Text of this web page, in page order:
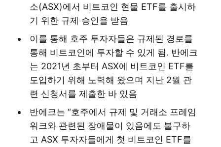
소(ASX)에서 비트코인 현물 ETF를 출시하
기 위한 규제 승인을 받음
이를 통해 호주 투자자들은 규제된 경로를
통해 비트코인에 투자할 수 있게 됨. 반에크
는 2021년 초부터 ASX에 비트코인 ETF를
도입하기 위해 노력해 왔으며 지난 2월 관
련 신청서를 제출한 바 있음
반에크는 “호주에서 규제 및 거래소 프레임
워크와 관련된 장애물이 있음에도 불구하
고 ASX 투자자들에게 첫 비트코인 ETF를